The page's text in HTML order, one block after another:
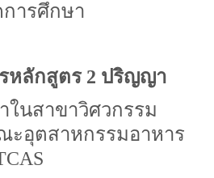
ารศึกษา
หลักสูตร 2 ปริญญา
ในสาขาวิศวกรรม
ะอุตสาหกรรมอาหาร